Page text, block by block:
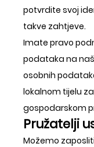
potvrdite svoj
takve zahtjeve.
Imate pravo
podataka na
osobnih
lokalnom tijelu
gospodarskom
Pružatelji
Možemo